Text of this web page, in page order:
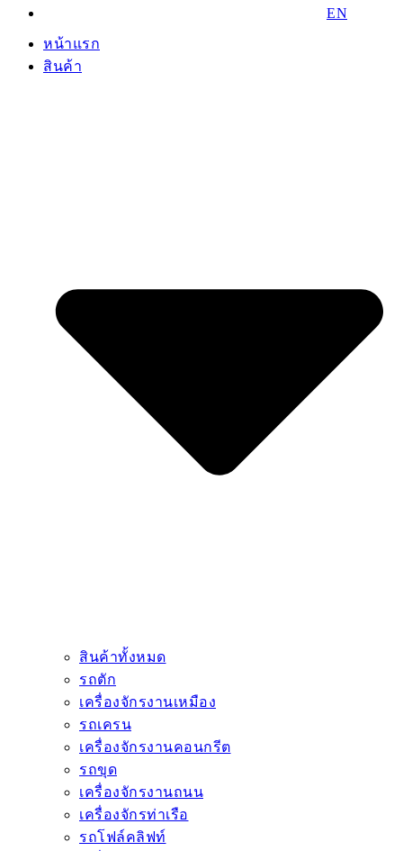
EN
หน้าแรก
สินค้า
สินค้าทั้งหมด
รถตัก
เครื่องจักรงานเหมือง
รถเครน
เครื่องจักรงานคอนกรีต
รถขุด
เครื่องจักรงานถนน
เครื่องจักรท่าเรือ
รถโฟล์คลิฟท์